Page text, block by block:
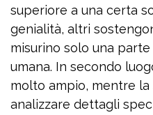
superiore a una certa
genialità, altri
misurino solo una
umana. In secondo
molto ampio, mentre
analizzare dettagli